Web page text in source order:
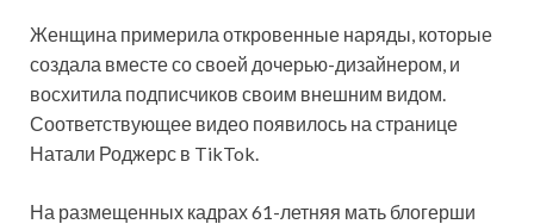
Женщина примерила откровенные наряды, которые
создала вместе со своей дочерью-дизайнером, и
восхитила подписчиков своим внешним видом.
Соответствующее видео появилось на странице
Натали Роджерс в TikTok.
На размещенных кадрах 61-летняя мать блогерши